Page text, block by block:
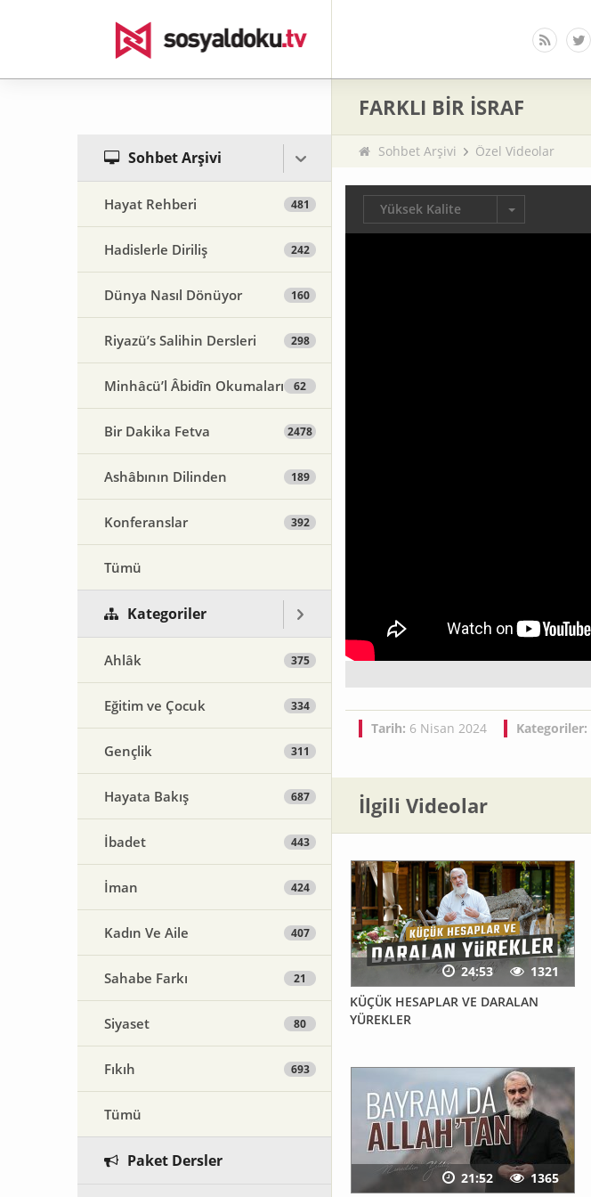
Sohbet Arşivi
Hayat Rehberi 481
Hadislerle Diriliş 242
Dünya Nasıl Dönüyor 160
Riyazü’s Salihin Dersleri 298
Minhâcü’l Âbidîn Okumaları 62
Bir Dakika Fetva 2478
Ashâbının Dilinden 189
Konferanslar 392
Tümü
Kategoriler
Ahlâk 375
Eğitim ve Çocuk 334
Gençlik 311
Hayata Bakış 687
İbadet 443
İman 424
Kadın Ve Aile 407
Sahabe Farkı 21
Siyaset 80
Fıkıh 693
Tümü
Paket Dersler
FARKLI BİR İSRAF
Sohbet Arşivi Özel Videolar
Yüksek Kalite
Tarih: 6 Nisan 2024 Kategoriler:
İlgili Videolar
KÜÇÜK HESAPLAR VE DARALAN
YÜREKLER
24:53
1321
21:52 1365